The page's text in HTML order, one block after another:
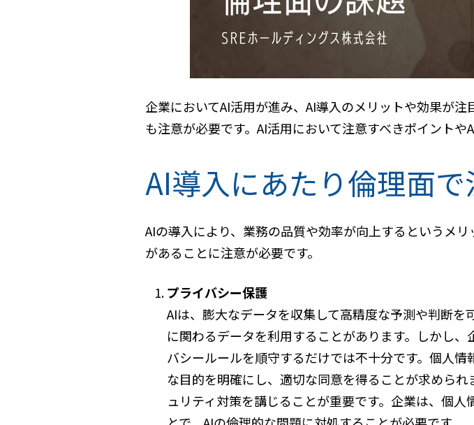
企業においてAI活用が進み、AI導入のメリットや効果が
も注意が必要です。AI活用において注意すべきポイントや
AI導入にあたり倫理面
AIの導入により、業務の品質や効率が向上するというメ
があることに注意が必要です。
プライバシー保護
AIは、膨大なデータを収集して高精度な予測や判断
に関わるデータを利用することがあります。しかし
バシールールを順守するだけでは不十分です。個人
な目的を明確にし、適切な同意を得ることが求めら
ュリティ対策を講じることが重要です。企業は、個